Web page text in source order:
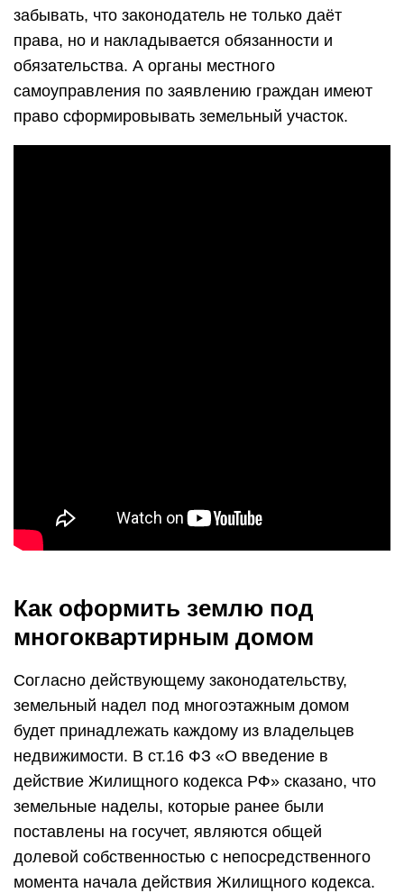
забывать, что законодатель не только даёт
права, но и накладывается обязанности и
обязательства. А органы местного
самоуправления по заявлению граждан имеют
право сформировывать земельный участок.
Как оформить землю под
многоквартирным домом
Согласно действующему законодательству,
земельный надел под многоэтажным домом
будет принадлежать каждому из владельцев
недвижимости. В ст.16 ФЗ «О введение в
действие Жилищного кодекса РФ» сказано, что
земельные наделы, которые ранее были
поставлены на госучет, являются общей
долевой собственностью с непосредственного
момента начала действия Жилищного кодекса.